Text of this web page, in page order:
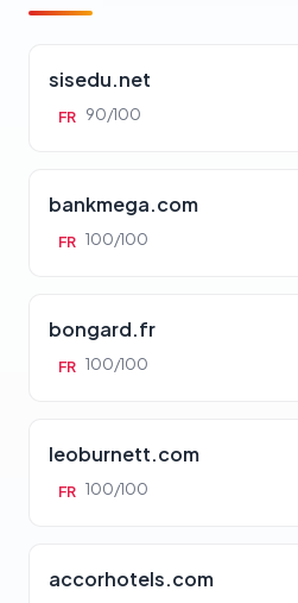
sisedu.net
FR 90/100
bankmega.com
FR 100/100
bongard.fr
FR 100/100
leoburnett.com
FR 100/100
accorhotels.com